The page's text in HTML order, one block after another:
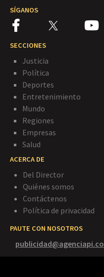
SÍGANOS
SECCIONES
Justicia
Política
Deportes
Entretenimiento
Mundo
Regiones
Empresas
Salud
ACERCA DE
Del Director
Quiénes somos
Contáctenos
Política de privacidad
PAUTE CON NOSOTROS
publicidad@agenciapi.co